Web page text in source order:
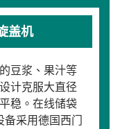
盖机
豆浆、果汁等
计克服大直径
稳。在线储袋
备采用德国西门